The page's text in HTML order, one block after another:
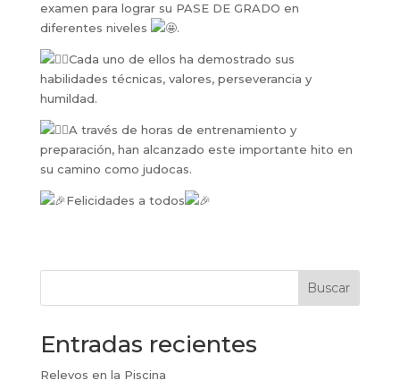
examen para lograr su PASE DE GRADO en
diferentes niveles .
Cada uno de ellos ha demostrado sus
habilidades técnicas, valores, perseverancia y
humildad.
A través de horas de entrenamiento y
preparación, han alcanzado este importante hito en
su camino como judocas.
Felicidades a todos
Buscar
Entradas recientes
Relevos en la Piscina